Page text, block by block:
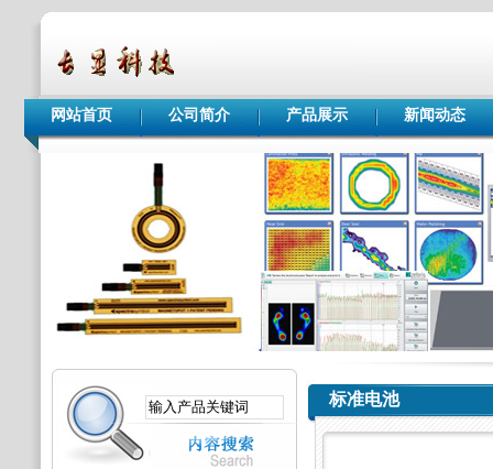
网站首页 公司简介 产品展示 新闻动态
标准电池